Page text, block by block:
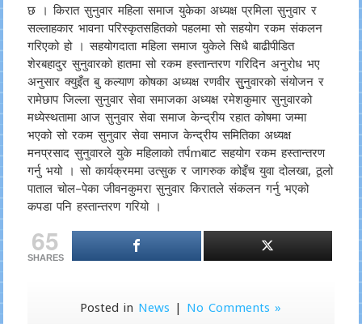
छ । किरात सुनुवार महिला समाज युकेका अध्यक्ष प्रमिला सुनुवार र
सल्लाहकार भावना परिस्कृतसहितको पहलमा सो सहयोग रकम संकलन
गरिएको हो । सहयोगदाता महिला समाज युकेले सिधै बाढीपीडित
शेरबहादुर सुनुवारको हातमा सो रकम हस्तान्तरण गरिदिन अनुरोध भए
अनुसार क्युइँत बु कल्याण कोषका अध्यक्ष रणवीर सुुनुवारको संयोजन र
रामेछाप जिल्ला सुनुवार सेवा समाजका अध्यक्ष रमेशकुमार सुनुवारको
मध्येस्थतामा आज सुनुवार सेवा समाज केन्द्रीय रहात कोषमा जम्मा
भएको सो रकम सुनुवार सेवा समाज केन्द्रीय समितिका अध्यक्ष
मनप्रसाद सुनुवारले युके महिलाको तर्पmबाट सहयोग रकम हस्तान्तरण
गर्नु भयो । सो कार्यक्रममा उत्सुक र जागरुक कोइँच युवा दोलखा, ठूलो
पाताल चोल–पेका जीवनकुमरा सुनुवार किरातले संकलन गर्नु भएको
कपडा पनि हस्तान्तरण गरियो ।
65
SHARES
Posted in News | No Comments »